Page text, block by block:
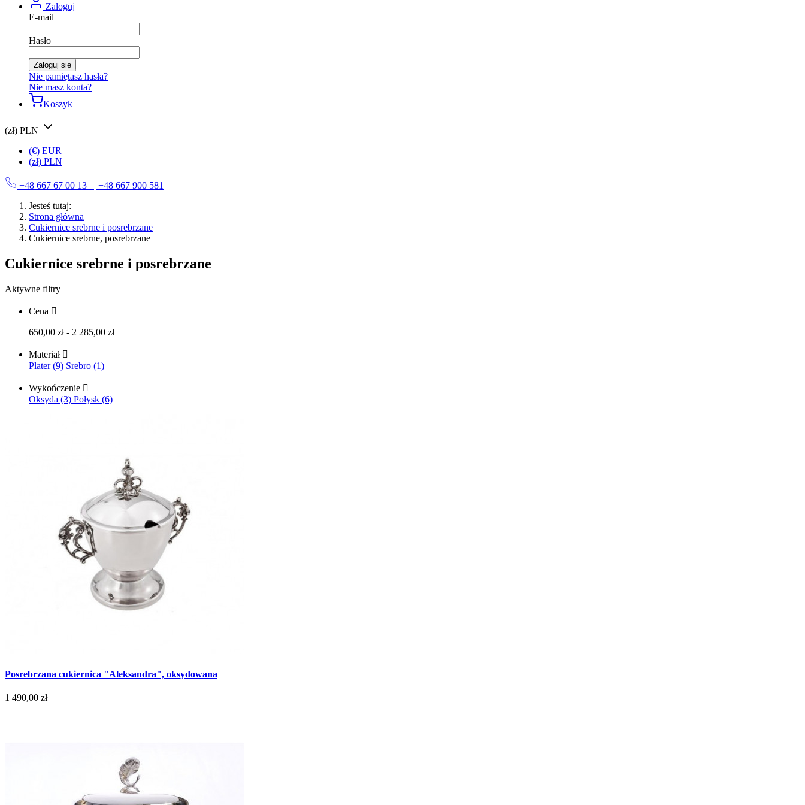
Zaloguj
E-mail
Hasło
Zaloguj się
Nie pamiętasz hasła?
Nie masz konta?
Koszyk
(zł) PLN
(€) EUR
(zł) PLN
+48 667 67 00 13
| +48 667 900 581
Jesteś tutaj:
Strona główna
Cukiernice srebrne i posrebrzane
Cukiernice srebrne, posrebrzane
Cukiernice srebrne i posrebrzane
Aktywne filtry
Cena 
650,00 zł - 2 285,00 zł
Materiał 
Plater (9) Srebro (1)
Wykończenie 
Oksyda (3) Połysk (6)
Posrebrzana cukiernica "Aleksandra", oksydowana
1 490,00 zł